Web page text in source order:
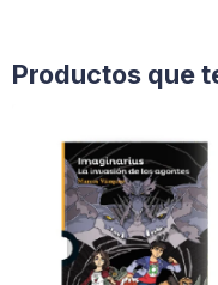
Productos que